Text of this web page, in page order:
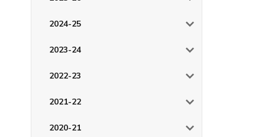
2024-25
2023-24
2022-23
2021-22
2020-21